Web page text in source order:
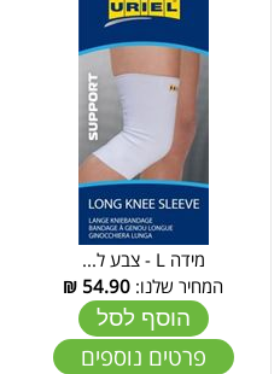
מידה L - צבע ל...
המחיר שלנו: 54.90
₪
הוסף לסל
פרטים נוספים